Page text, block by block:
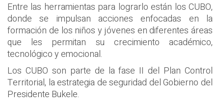
Entre las herramientas para lograrlo están los CUBO,
donde se impulsan acciones enfocadas en la
formación de los niños y jóvenes en diferentes áreas
que les permitan su crecimiento académico,
tecnológico y emocional.
Los CUBO son parte de la fase II del Plan Control
Territorial, la estrategia de seguridad del Gobierno del
Presidente Bukele.